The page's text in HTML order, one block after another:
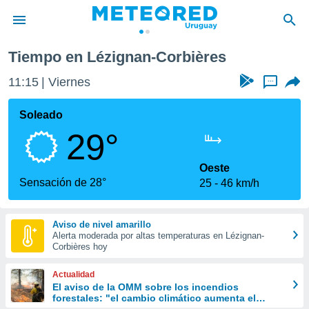
de
ha
calidad.
a este
las
y
forma
digital
basada
Tiempo en Lézignan-Corbières
11:15 Viernes ...
Soleado
29°
Sensación de 28°
Oeste
25
46 km/h
Aviso de nivel amarillo
Alerta moderada por altas temperaturas en Lézignan-
Corbières hoy
Actualidad
El aviso de la OMM sobre los incendios
forestales: "el cambio climático aumenta el